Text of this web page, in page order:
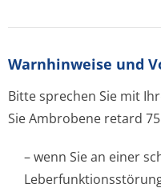
Warnhinweise und
Bitte sprechen Sie mit
Sie Ambrobene retard
– wenn Sie an einer